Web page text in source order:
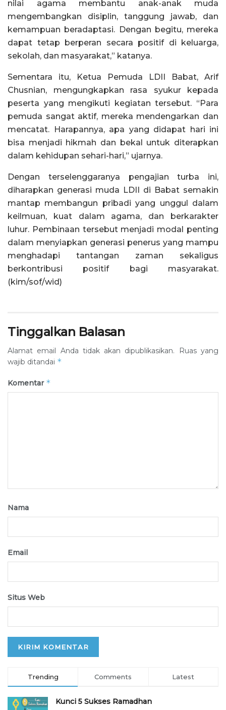
nilai agama membantu anak-anak muda
mengembangkan disiplin, tanggung jawab, dan
kemampuan beradaptasi. Dengan begitu, mereka
dapat tetap berperan secara positif di keluarga,
sekolah, dan masyarakat,” katanya.
Sementara itu, Ketua Pemuda LDII Babat, Arif
Chusnian, mengungkapkan rasa syukur kepada
peserta yang mengikuti kegiatan tersebut. “Para
pemuda sangat aktif, mereka mendengarkan dan
mencatat. Harapannya, apa yang didapat hari ini
bisa menjadi hikmah dan bekal untuk diterapkan
dalam kehidupan sehari-hari,” ujarnya.
Dengan terselenggaranya pengajian turba ini,
diharapkan generasi muda LDII di Babat semakin
mantap membangun pribadi yang unggul dalam
keilmuan, kuat dalam agama, dan berkarakter
luhur. Pembinaan tersebut menjadi modal penting
dalam menyiapkan generasi penerus yang mampu
menghadapi tantangan zaman sekaligus
berkontribusi positif bagi masyarakat.
(kim/sof/wid)
Tinggalkan Balasan
Alamat email Anda tidak akan dipublikasikan.
Ruas yang
wajib ditandai *
Komentar *
Nama
Email
Situs Web
Trending Comments Latest
Kunci 5 Sukses Ramadhan